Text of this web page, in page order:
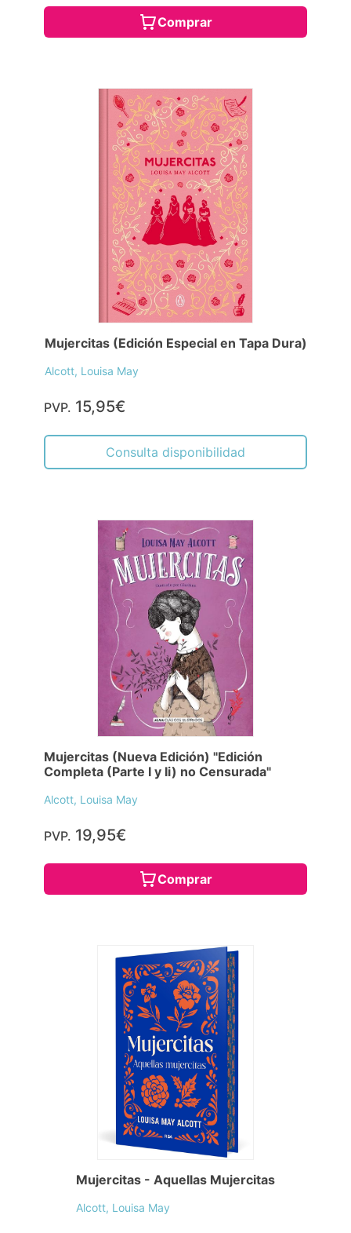
Comprar
Mujercitas (Edición Especial en Tapa Dura)
Alcott, Louisa May
PVP. 15,95€
Consulta disponibilidad
Mujercitas (Nueva Edición) "Edición
Completa (Parte I y Ii) no Censurada"
Alcott, Louisa May
PVP. 19,95€
Comprar
Mujercitas - Aquellas Mujercitas
Alcott, Louisa May